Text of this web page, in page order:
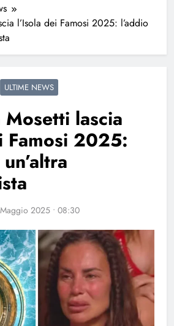
l’Isola dei Famosi 2025: l’addio
ULTIME NEWS
lascia
Famosi 2025:
2025 • 08:30